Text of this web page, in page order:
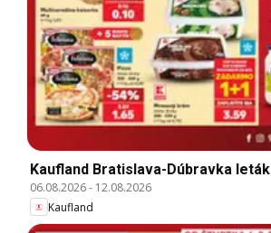
Kaufland Bratislava-Dúbravka leták
06.08.2026- 12.08.2026
Kaufland